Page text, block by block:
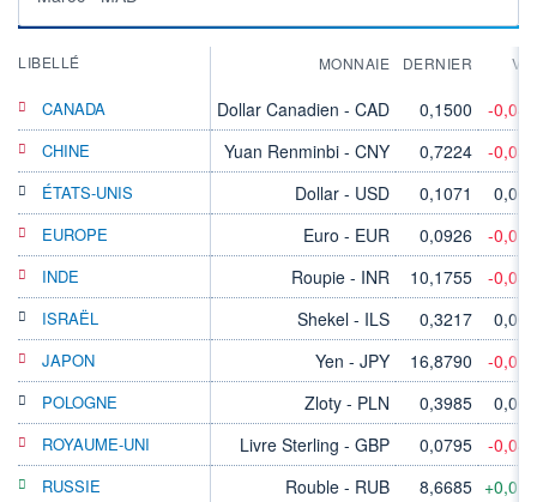
LIBELLÉ MONNAIE DERNIER
CANADA Dollar Canadien - CAD 0,1500 -
CHINE Yuan Renminbi - CNY 0,7224 -
ÉTATS-UNIS Dollar - USD 0,1071
EUROPE Euro - EUR 0,0926 -
INDE Roupie - INR 10,1755 -
ISRAËL Shekel - ILS 0,3217
JAPON Yen - JPY 16,8790 -
POLOGNE Zloty - PLN 0,3985
ROYAUME-UNI Livre Sterling - GBP 0,0795 -
RUSSIE Rouble - RUB 8,6685